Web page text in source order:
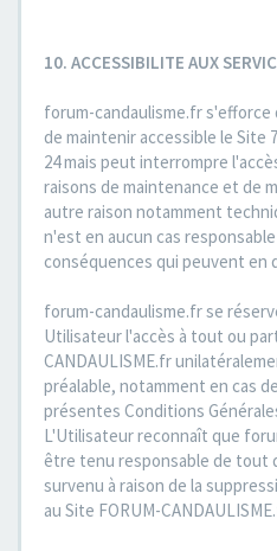
10. ACCESSIBILITE AUX
forum-candaulisme.fr s'efforce
de maintenir accessible le Site
24 mais peut interrompre
raisons de maintenance et de
autre raison notamment
n'est en aucun cas
conséquences qui peuvent en
forum-candaulisme.fr se
Utilisateur l'accès à tout ou
CANDAULISME.fr
préalable, notamment en cas
présentes Conditions
L'Utilisateur reconnaît que
être tenu responsable de tout
survenu à raison de la
au Site FORUM-